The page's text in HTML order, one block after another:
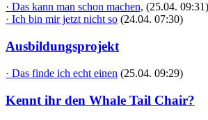
· Das kann man schon machen, (25.04. 09:31)
· Ich bin mir jetzt nicht so (24.04. 07:30)
Ausbildungsprojekt
· Das finde ich echt einen (25.04. 09:29)
Kennt ihr den Whale Tail Chair?